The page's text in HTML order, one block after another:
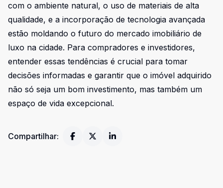
com o ambiente natural, o uso de materiais de alta
qualidade, e a incorporação de tecnologia avançada
estão moldando o futuro do mercado imobiliário de
luxo na cidade. Para compradores e investidores,
entender essas tendências é crucial para tomar
decisões informadas e garantir que o imóvel adquirido
não só seja um bom investimento, mas também um
espaço de vida excepcional.
Compartilhar: